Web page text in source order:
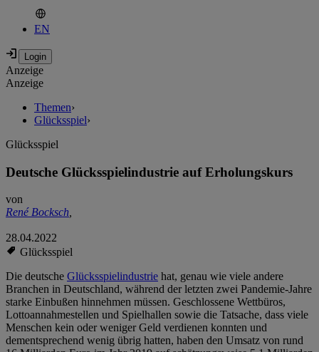
EN
Anzeige
Anzeige
Themen›
Glücksspiel›
Glücksspiel
Deutsche Glücksspielindustrie auf Erholungskurs
von
René Bocksch,
28.04.2022
Glücksspiel
Die deutsche Glücksspielindustrie hat, genau wie viele andere
Branchen in Deutschland, während der letzten zwei Pandemie-Jahre
starke Einbußen hinnehmen müssen. Geschlossene Wettbüros,
Lottoannahmestellen und Spielhallen sowie die Tatsache, dass viele
Menschen kein oder weniger Geld verdienen konnten und
dementsprechend wenig übrig hatten, haben den Umsatz von rund